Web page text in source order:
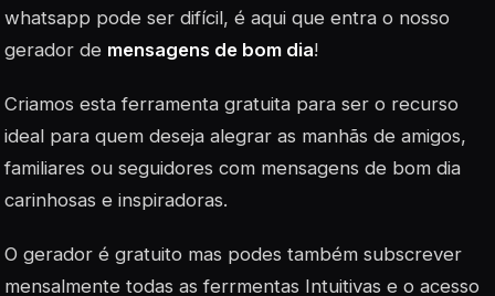
whatsapp pode ser difícil, é aqui que entra o nosso
gerador de mensagens de bom dia!
Criamos esta ferramenta gratuita para ser o recurso
ideal para quem deseja alegrar as manhãs de amigos,
familiares ou seguidores com mensagens de bom dia
carinhosas e inspiradoras.
O gerador é gratuito mas podes também subscrever
mensalmente todas as ferrmentas Intuitivas e o acesso